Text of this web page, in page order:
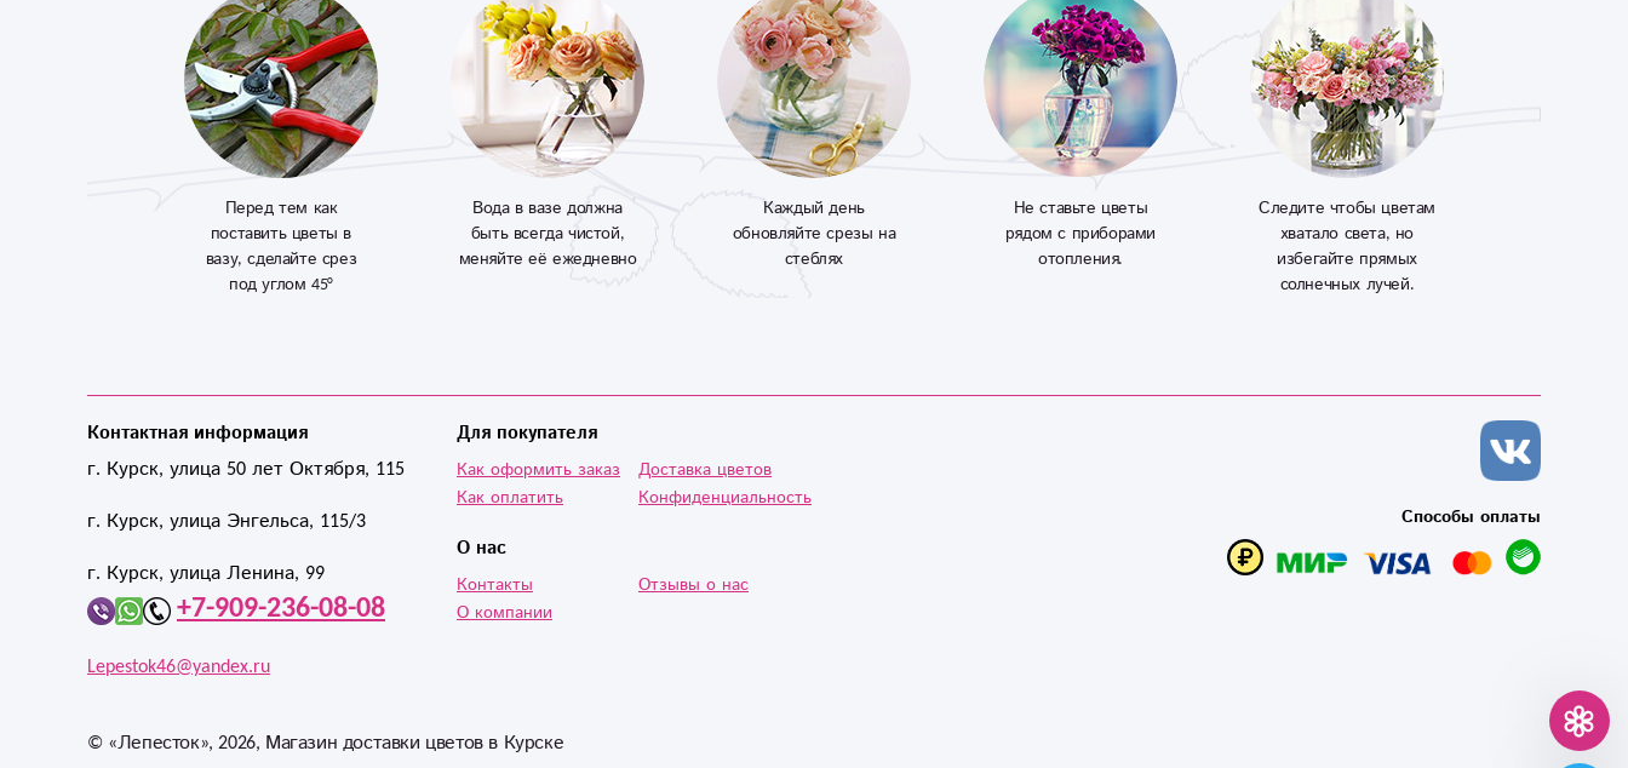
Перед тем как
поставить цветы в
вазу, сделайте срез
под углом 45°
Вода в вазе должна
быть всегда чистой,
меняйте её ежедневно
Каждый день
обновляйте срезы на
стеблях
Не ставьте цветы
рядом с приборами
отопления.
Следите чтобы цветам
хватало света, но
избегайте прямых
солнечных лучей.
Контактная информация
г. Курск, улица 50 лет Октября, 115
г. Курск, улица Энгельса, 115/3
г. Курск, улица Ленина, 99
+7-909-236-08-08
Lepestok46@yandex.ru
Для покупателя
Как оформить заказ
Как оплатить
Доставка цветов
Конфиденциальность
О нас
Контакты
О компании
Отзывы о нас
© «Лепесток», 2026, Магазин доставки цветов в Курске
Способы оплаты